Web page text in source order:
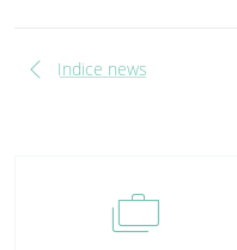
chevron_left Indice news
cases